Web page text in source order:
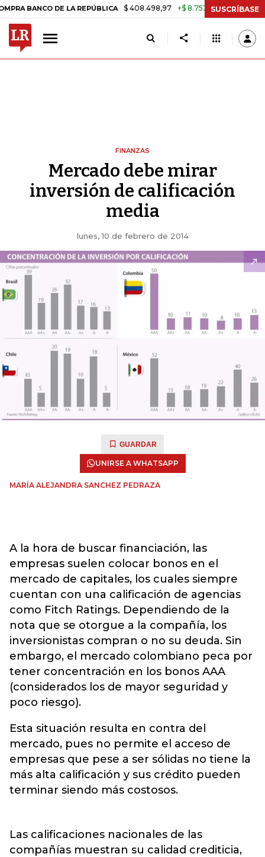
DE LA REPÚBLICA $ 408.498,97 +$ 8.753,81 +2,19% TASA
SUSCRÍBASE
FINANZAS
Mercado debe mirar
inversión de calificación
media
lunes, 10 de febrero de 2014
GUARDAR
UNIRSE A WHATSAPP
MARÍA ALEJANDRA SANCHEZ PEDRAZA
A la hora de buscar financiación, las
empresas suelen colocar bonos en el
mercado de capitales, los cuales siempre
cuentan con una calificación de agencias
como Fitch Ratings. Dependiendo de la
nota que se otorgue a la compañía, los
inversionistas compran o no su deuda. Sin
embargo, el mercado colombiano peca por
tener concentración en los bonos AAA
(considerados los de mayor seguridad y
poco riesgo).
Esta situación resulta en contra del
mercado, pues no permite el acceso de
empresas que pese a ser sólidas no tiene la
más alta calificación y sus crédito pueden
terminar siendo más costosos.
Las calificaciones nacionales de las
compañías muestran su calidad crediticia,